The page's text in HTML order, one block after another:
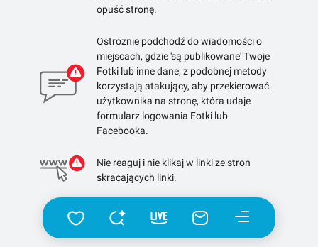
opuść stronę.
Ostrożnie podchodź do wiadomości o
miejscach, gdzie 'są publikowane' Twoje
Fotki lub inne dane; z podobnej metody
korzystają atakujący, aby przekierować
użytkownika na stronę, która udaje
formularz logowania Fotki lub
Facebooka.
Nie reaguj i nie klikaj w linki ze stron
skracających linki.